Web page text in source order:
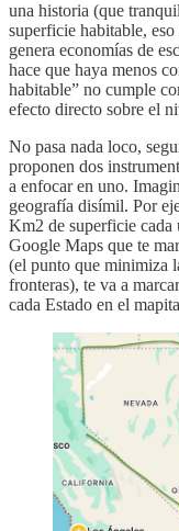
una historia (que
superficie habitable,
genera economías de
hace que haya menos
habitable” no cumple
efecto directo sobre el
No pasa nada loco,
proponen dos
a enfocar en uno.
geografía disímil. Por
Km2 de superficie cada
Google Maps que te
(el punto que minimiza
fronteras), te va a
cada Estado en el